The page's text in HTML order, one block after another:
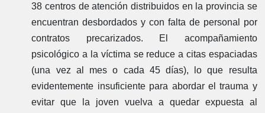
38 centros de atención distribuidos en la provincia se
encuentran desbordados y con falta de personal por
contratos precarizados. El acompañamiento
psicológico a la víctima se reduce a citas espaciadas
(una vez al mes o cada 45 días), lo que resulta
evidentemente insuficiente para abordar el trauma y
evitar que la joven vuelva a quedar expuesta al